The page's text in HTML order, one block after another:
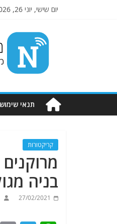
יום שישי, יוני 26, 2026
מודיעין
מהמקורות
תנאי שימוש
קריקטורות
בניה
27/02/2021